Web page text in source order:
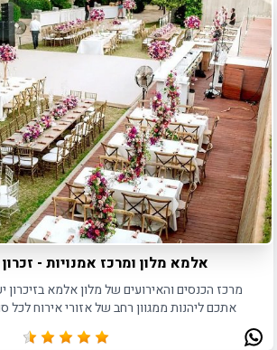
אלמא מלון ומרכז אמנויות -
מרכז הכנסים והאירועים של מלון אלמא בזיכרון
אתכם ליהנות ממגוון רחב של אזורי אירוח לכל
הפרטיים והעסקיים כאחד.